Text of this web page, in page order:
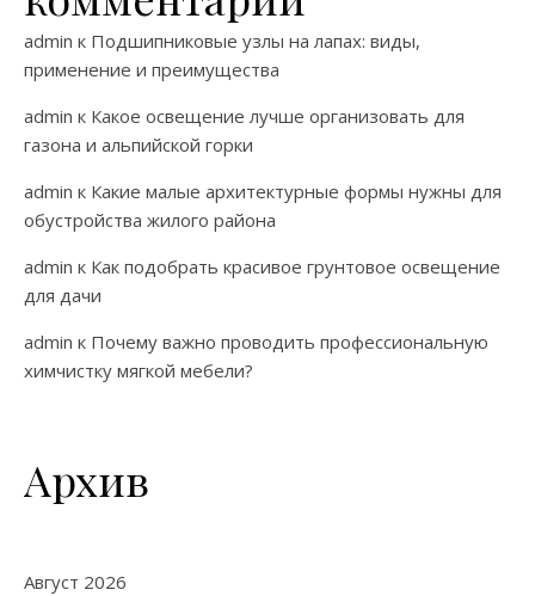
admin к Подшипниковые узлы на лапах: виды,
применение и преимущества
admin к Какое освещение лучше организовать для
газона и альпийской горки
admin к Какие малые архитектурные формы нужны для
обустройства жилого района
admin к Как подобрать красивое грунтовое освещение
для дачи
admin к Почему важно проводить профессиональную
химчистку мягкой мебели?
Архив
Август 2026